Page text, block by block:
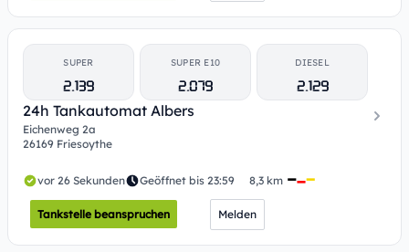
SUPER
2.139
SUPER E10
2.079
DIESEL
2.129
24h Tankautomat Albers
Eichenweg 2a
26169 Friesoythe
vor 26 Sekunden Geöffnet bis 23:59 8,3 km
Tankstelle beanspruchen Melden